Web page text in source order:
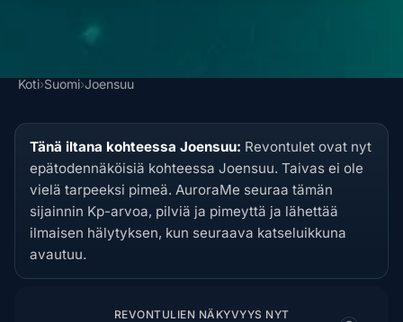
Koti›Suomi›Joensuu
Tänä iltana kohteessa Joensuu: Revontulet ovat nyt
epätodennäköisiä kohteessa Joensuu. Taivas ei ole
vielä tarpeeksi pimeä. AuroraMe seuraa tämän
sijainnin Kp-arvoa, pilviä ja pimeyttä ja lähettää
ilmaisen hälytyksen, kun seuraava katseluikkuna
avautuu.
REVONTULIEN NÄKYVYYS NYT